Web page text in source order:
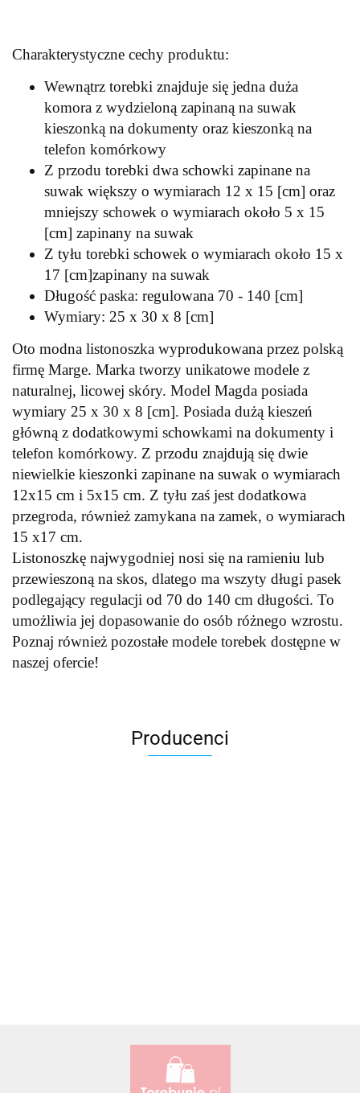
Charakterystyczne cechy produktu:
Wewnątrz torebki znajduje się jedna duża
komora z wydzieloną zapinaną na suwak
kieszonką na dokumenty oraz kieszonką na
telefon komórkowy
Z przodu torebki dwa schowki zapinane na
suwak większy o wymiarach 12 x 15 [cm] oraz
mniejszy schowek o wymiarach około 5 x 15
[cm] zapinany na suwak
Z tyłu torebki schowek o wymiarach około 15 x
17 [cm]zapinany na suwak
Długość paska: regulowana 70 - 140 [cm]
Wymiary: 25 x 30 x 8 [cm]
Oto modna listonoszka wyprodukowana przez polską
firmę Marge. Marka tworzy unikatowe modele z
naturalnej, licowej skóry. Model Magda posiada
wymiary 25 x 30 x 8 [cm]. Posiada dużą kieszeń
główną z dodatkowymi schowkami na dokumenty i
telefon komórkowy. Z przodu znajdują się dwie
niewielkie kieszonki zapinane na suwak o wymiarach
12x15 cm i 5x15 cm. Z tyłu zaś jest dodatkowa
przegroda, również zamykana na zamek, o wymiarach
15 x17 cm.
Listonoszkę najwygodniej nosi się na ramieniu lub
przewieszoną na skos, dlatego ma wszyty długi pasek
podlegający regulacji od 70 do 140 cm długości. To
umożliwia jej dopasowanie do osób różnego wzrostu.
Poznaj również pozostałe modele torebek dostępne w
naszej ofercie!
Producenci